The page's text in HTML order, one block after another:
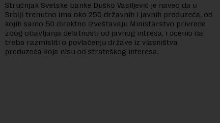
Stručnjak Svetske banke Duško Vasiljević je naveo da u
Srbiji trenutno ima oko 250 državnih i javnih preduzeća, od
kojih samo 50 direktno izveštavaju Ministarstvo privrede
zbog obavljanja delatnosti od javnog intresa, i ocenio da
treba razmisliti o povlačenju države iz vlasništva
preduzeća koja nisu od strateškog interesa.